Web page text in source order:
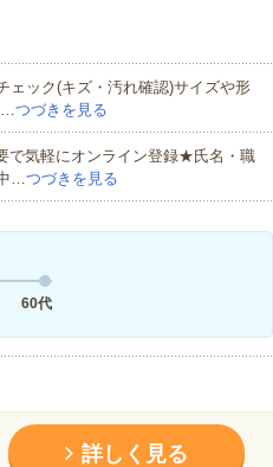
ェック(キズ・汚れ確認)サイズや形
…つづきを見る
で気軽にオンライン登録★氏名・職
…つづきを見る
60代
詳しく見る